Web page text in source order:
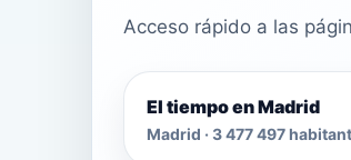
Acceso rápido a las
El tiempo en Madrid
Madrid · 3 477 497